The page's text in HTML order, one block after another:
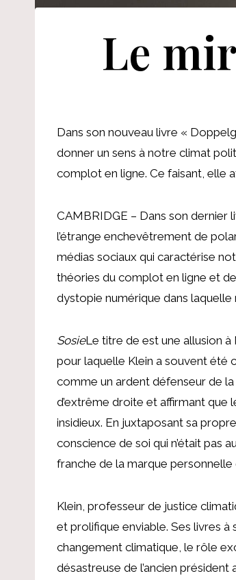
Le
Dans son nouveau livre «
donner un sens à notre climat
complot en ligne. Ce faisant, elle
CAMBRIDGE – Dans son dernier
l’étrange enchevêtrement de
médias sociaux qui caractérise
théories du complot en ligne et
dystopie numérique dans laquelle
SosieLe titre de est une allusion
pour laquelle Klein a souvent été
comme un ardent défenseur de
d’extrême droite et affirmant que
insidieux. En juxtaposant sa
conscience de soi qui n’était pas
franche de la marque personnelle
Klein, professeur de justice
et prolifique enviable. Ses livres
changement climatique, le rôle
désastreuse de l’ancien président